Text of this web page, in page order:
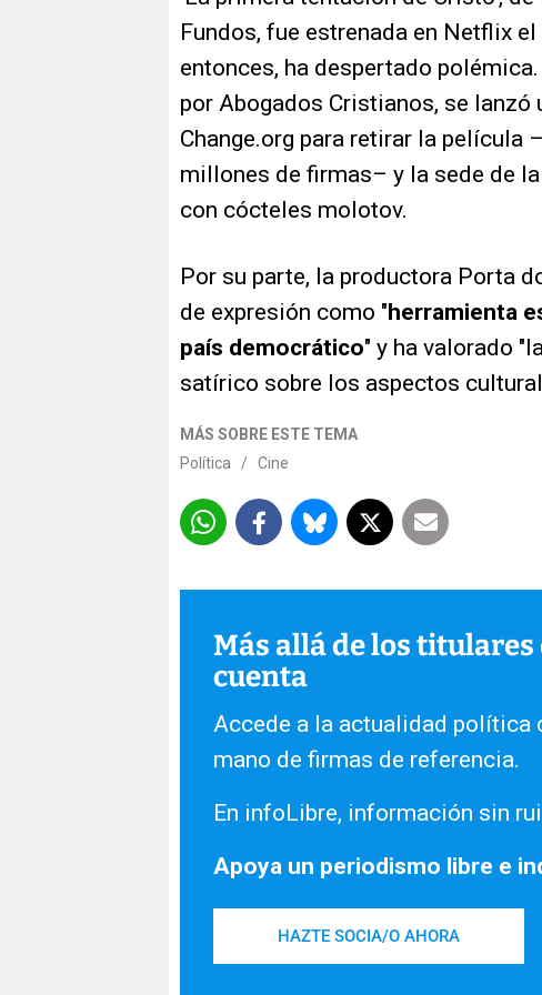
Fundos, fue estrenada en Netflix
entonces, ha despertado
por Abogados Cristianos, se
Change.org para retirar la película
millones de firmas– y la sede de
con cócteles molotov.
Por su parte, la productora Porta
de expresión como " herramienta
país democrático" y ha valorado
satírico sobre los aspectos
MÁS SOBRE ESTE TEMA
Política
/ Cine
Más allá de los
cuenta
Accede a la actualidad política
mano de firmas de referencia.
En infoLibre, información sin
Apoya un periodismo libre e
HAZTE SOCIA/O AHORA